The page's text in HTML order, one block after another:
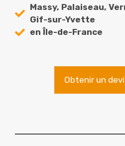
Massy, Palaiseau,
Gif-sur-Yvette
en Île-de-France
Obtenir un